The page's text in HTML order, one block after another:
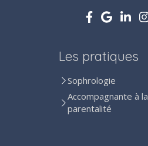
Les pratiques
Sophrologie
Accompagnante à la
parentalité